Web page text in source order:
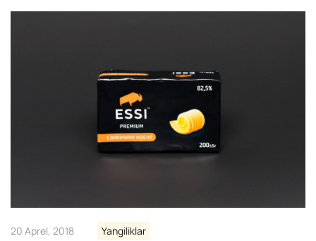
20 Aprel, 2018 Yangiliklar